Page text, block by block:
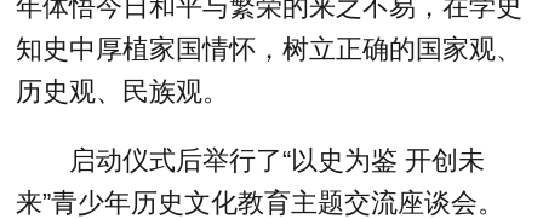
年体悟今日和平与繁荣的来之不易，在学史
知史中厚植家国情怀，树立正确的国家观、
历史观、民族观。
启动仪式后举行了“以史为鉴 开创未
来”青少年历史文化教育主题交流座谈会。